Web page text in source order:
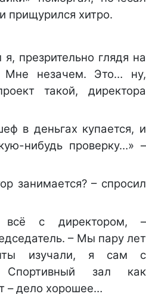
прищурился хитро.
презрительно глядя на
Мне незачем. Это… ну,
такой, директора
в деньгах купается, и
нибудь проверку…» –
занимается? – спросил
с директором, –
– Мы пару лет
изучали, я сам с
Спортивный зал как
– дело хорошее…